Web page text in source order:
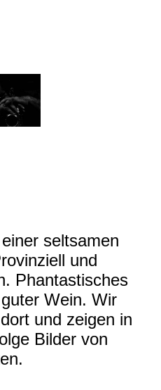
seltsamen
und
Phantastisches
Wein. Wir
und zeigen in
Bilder von